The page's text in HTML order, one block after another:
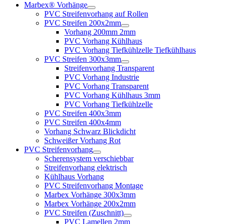
Marbex® Vorhänge
PVC Streifenvorhang auf Rollen
PVC Streifen 200x2mm
Vorhang 200mm 2mm
PVC Vorhang Kühlhaus
PVC Vorhang Tiefkühlzelle Tiefkühlhaus
PVC Streifen 300x3mm
Streifenvorhang Transparent
PVC Vorhang Industrie
PVC Vorhang Transparent
PVC Vorhang Kühlhaus 3mm
PVC Vorhang Tiefkühlzelle
PVC Streifen 400x3mm
PVC Streifen 400x4mm
Vorhang Schwarz Blickdicht
Schweißer Vorhang Rot
PVC Streifenvorhang
Scherensystem verschiebbar
Streifenvorhang elektrisch
Kühlhaus Vorhang
PVC Streifenvorhang Montage
Marbex Vorhänge 300x3mm
Marbex Vorhänge 200x2mm
PVC Streifen (Zuschnitt)
PVC Lamellen 2mm